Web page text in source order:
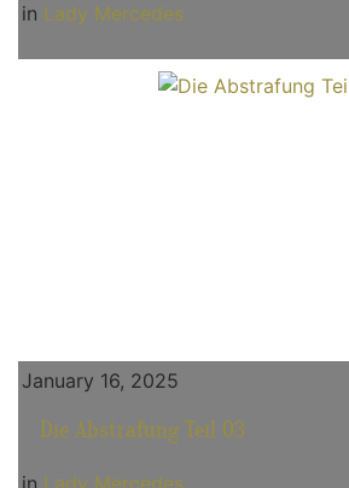
in Lady Mercedes
January 16, 2025
Die Abstrafung Teil 03
in Lady Mercedes